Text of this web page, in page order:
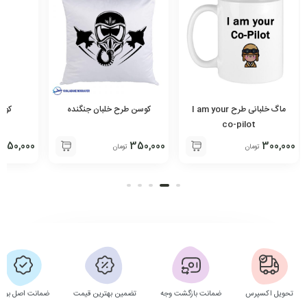
ماگ خلبانی طرح I am your
co-pilot
300,000 تومان
کوسن طرح خلبان جنگنده
350,000 تومان
تحویل اکسپرس ضمانت بازگشت وجه تضمین بهترین قیمت ضمانت اصل